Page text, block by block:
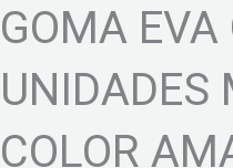
GOMA
UNIDADES
COLOR